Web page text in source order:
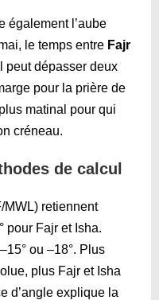
également l’aube
le temps entre Fajr
peut dépasser deux
pour la prière de
matinal pour qui
créneau.
de calcul
MWL) retiennent
pour Fajr et Isha.
ou –18°. Plus
plus Fajr et Isha
d’angle explique la